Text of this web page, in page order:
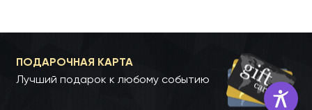
ПОДАРОЧНАЯ КАРТА
Лучший подарок к любому событию